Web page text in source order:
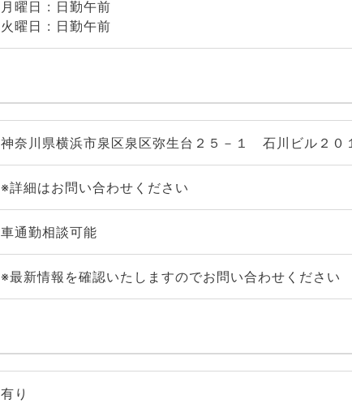
月曜日 : 日勤午前
火曜日 : 日勤午前
神奈川県横浜市泉区泉区弥生台２５－１ 石川ビル２０
※詳細はお問い合わせください
車通勤相談可能
※最新情報を確認いたしますのでお問い合わせください
有り